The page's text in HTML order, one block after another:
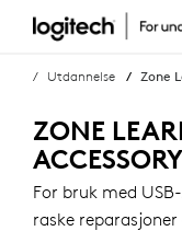
ZONE
LEARN
USB-
A-
Utdannelse Zone
ZONE
ACCESSORY
For bruk med
raske